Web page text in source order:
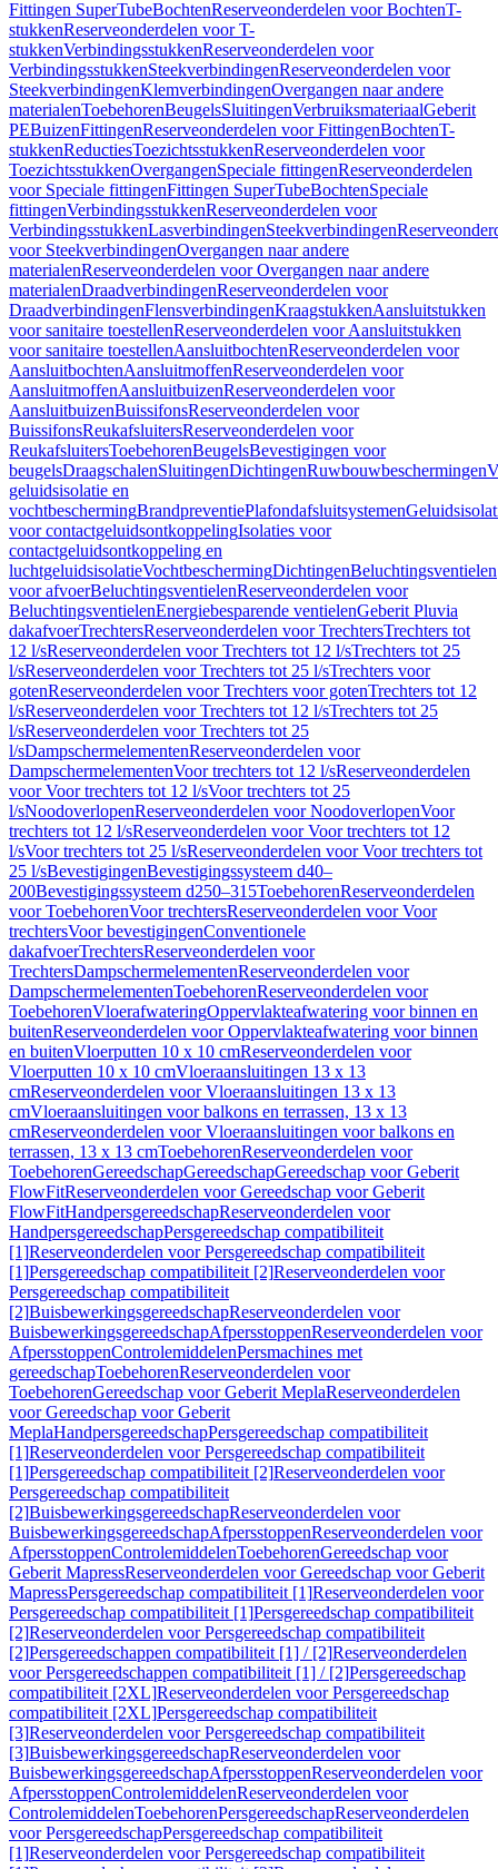
Fittingen SuperTubeBochtenReserveonderdelen voor BochtenT-
stukkenReserveonderdelen voor T-
stukkenVerbindingsstukkenReserveonderdelen voor
VerbindingsstukkenSteekverbindingenReserveonderdelen voor
SteekverbindingenKlemverbindingenOvergangen naar andere
materialenToebehorenBeugelsSluitingenVerbruiksmateriaalGeberit
PEBuizenFittingenReserveonderdelen voor FittingenBochtenT-
stukkenReductiesToezichtsstukkenReserveonderdelen voor
ToezichtsstukkenOvergangenSpeciale fittingenReserveonderdelen
voor Speciale fittingenFittingen SuperTubeBochtenSpeciale
fittingenVerbindingsstukkenReserveonderdelen voor
VerbindingsstukkenLasverbindingenSteekverbindingen
voor SteekverbindingenOvergangen naar andere
materialenReserveonderdelen voor Overgangen naar andere
materialenDraadverbindingenReserveonderdelen voor
DraadverbindingenFlensverbindingenKraagstukkenAansluitstukken
voor sanitaire toestellenReserveonderdelen voor Aansluitstukken
voor sanitaire toestellenAansluitbochtenReserveonderdelen voor
AansluitbochtenAansluitmoffenReserveonderdelen voor
AansluitmoffenAansluitbuizenReserveonderdelen voor
AansluitbuizenBuissifonsReserveonderdelen voor
BuissifonsReukafsluitersReserveonderdelen voor
ReukafsluitersToebehorenBeugelsBevestigingen voor
beugelsDraagschalenSluitingenDichtingenRuwbouwbeschermingen
geluidsisolatie en
vochtbeschermingBrandpreventiePlafondafsluitsystemen
voor contactgeluidsontkoppelingIsolaties voor
contactgeluidsontkoppeling en
luchtgeluidsisolatieVochtbeschermingDichtingenBeluchtingsventielen
voor afvoerBeluchtingsventielenReserveonderdelen voor
BeluchtingsventielenEnergiebesparende ventielenGeberit Pluvia
dakafvoerTrechtersReserveonderdelen voor TrechtersTrechters tot
12 l/sReserveonderdelen voor Trechters tot 12 l/sTrechters tot 25
l/sReserveonderdelen voor Trechters tot 25 l/sTrechters voor
gotenReserveonderdelen voor Trechters voor gotenTrechters tot 12
l/sReserveonderdelen voor Trechters tot 12 l/sTrechters tot 25
l/sReserveonderdelen voor Trechters tot 25
l/sDampschermelementenReserveonderdelen voor
DampschermelementenVoor trechters tot 12 l/sReserveonderdelen
voor Voor trechters tot 12 l/sVoor trechters tot 25
l/sNoodoverlopenReserveonderdelen voor NoodoverlopenVoor
trechters tot 12 l/sReserveonderdelen voor Voor trechters tot 12
l/sVoor trechters tot 25 l/sReserveonderdelen voor Voor trechters tot
25 l/sBevestigingenBevestigingssysteem d40–
200Bevestigingssysteem d250–315ToebehorenReserveonderdelen
voor ToebehorenVoor trechtersReserveonderdelen voor Voor
trechtersVoor bevestigingenConventionele
dakafvoerTrechtersReserveonderdelen voor
TrechtersDampschermelementenReserveonderdelen voor
DampschermelementenToebehorenReserveonderdelen voor
ToebehorenVloerafwateringOppervlakteafwatering voor binnen en
buitenReserveonderdelen voor Oppervlakteafwatering voor binnen
en buitenVloerputten 10 x 10 cmReserveonderdelen voor
Vloerputten 10 x 10 cmVloeraansluitingen 13 x 13
cmReserveonderdelen voor Vloeraansluitingen 13 x 13
cmVloeraansluitingen voor balkons en terrassen, 13 x 13
cmReserveonderdelen voor Vloeraansluitingen voor balkons en
terrassen, 13 x 13 cmToebehorenReserveonderdelen voor
ToebehorenGereedschapGereedschapGereedschap voor Geberit
FlowFitReserveonderdelen voor Gereedschap voor Geberit
FlowFitHandpersgereedschapReserveonderdelen voor
HandpersgereedschapPersgereedschap compatibiliteit
[1]Reserveonderdelen voor Persgereedschap compatibiliteit
[1]Persgereedschap compatibiliteit [2]Reserveonderdelen voor
Persgereedschap compatibiliteit
[2]BuisbewerkingsgereedschapReserveonderdelen voor
BuisbewerkingsgereedschapAfpersstoppenReserveonderdelen voor
AfpersstoppenControlemiddelenPersmachines met
gereedschapToebehorenReserveonderdelen voor
ToebehorenGereedschap voor Geberit MeplaReserveonderdelen
voor Gereedschap voor Geberit
MeplaHandpersgereedschapPersgereedschap compatibiliteit
[1]Reserveonderdelen voor Persgereedschap compatibiliteit
[1]Persgereedschap compatibiliteit [2]Reserveonderdelen voor
Persgereedschap compatibiliteit
[2]BuisbewerkingsgereedschapReserveonderdelen voor
BuisbewerkingsgereedschapAfpersstoppenReserveonderdelen voor
AfpersstoppenControlemiddelenToebehorenGereedschap voor
Geberit MapressReserveonderdelen voor Gereedschap voor Geberit
MapressPersgereedschap compatibiliteit [1]Reserveonderdelen voor
Persgereedschap compatibiliteit [1]Persgereedschap compatibiliteit
[2]Reserveonderdelen voor Persgereedschap compatibiliteit
[2]Persgereedschappen compatibiliteit [1] / [2]Reserveonderdelen
voor Persgereedschappen compatibiliteit [1] / [2]Persgereedschap
compatibiliteit [2XL]Reserveonderdelen voor Persgereedschap
compatibiliteit [2XL]Persgereedschap compatibiliteit
[3]Reserveonderdelen voor Persgereedschap compatibiliteit
[3]BuisbewerkingsgereedschapReserveonderdelen voor
BuisbewerkingsgereedschapAfpersstoppenReserveonderdelen voor
AfpersstoppenControlemiddelenReserveonderdelen voor
ControlemiddelenToebehorenPersgereedschapReserveonderdelen
voor PersgereedschapPersgereedschap compatibiliteit
[1]Reserveonderdelen voor Persgereedschap compatibiliteit